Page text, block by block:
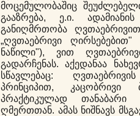
მოცემულობაშიც
გააზრება, ე.ი.
განიღმრთობა
„ღვთაებრივი ღირსებებით"
ნაწილი"), ვით
გადარჩენას. აქედანაა
სწავლებაც:
პრინციპით, კაცობრივი
პრაქტიკულად თანაბარი
ღმერთთან. ამას ნიშნავს